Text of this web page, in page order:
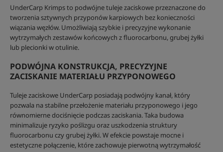
UnderCarp Krimps to podwójne tuleje zaciskowe przeznaczone do
tworzenia sztywnych przyponów karpiowych bez konieczności
wiązania węzłów. Umożliwiają szybkie i precyzyjne wykonanie
wytrzymałych zestawów końcowych z fluorocarbonu, grubej żyłki
lub plecionki w otulinie.
PODWÓJNA KONSTRUKCJA, PRECYZYJNE
ZACISKANIE MATERIAŁU PRZYPONOWEGO
Tuleje zaciskowe UnderCarp posiadają podwójny kanał, który
pozwala na stabilne przełożenie materiału przyponowego i jego
równomierne dociśnięcie podczas zaciskania. Taka budowa
minimalizuje ryzyko poślizgu oraz uszkodzenia struktury
fluorocarbonu czy grubej żyłki. W efekcie powstaje mocne i
estetyczne połączenie, które zachowuje pierwotną wytrzymałość